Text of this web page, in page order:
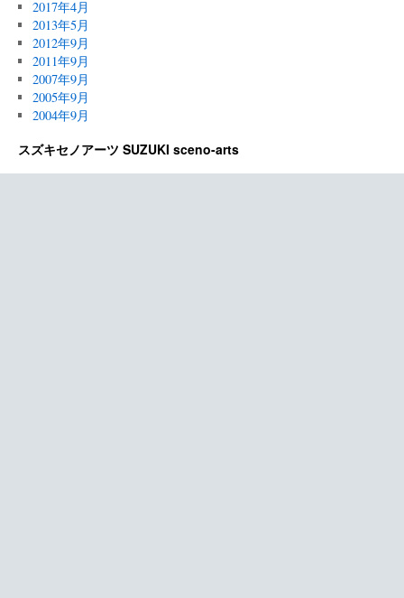
2017年4月
2013年5月
2012年9月
2011年9月
2007年9月
2005年9月
2004年9月
スズキセノアーツ SUZUKI sceno-arts